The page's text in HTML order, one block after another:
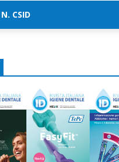
CSID